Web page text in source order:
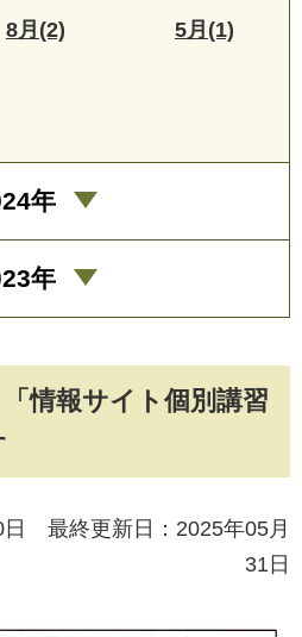
「情報サイト個別講習
日 最終更新日：2025年05月
31日
8月(2) 5月(1)
年
年